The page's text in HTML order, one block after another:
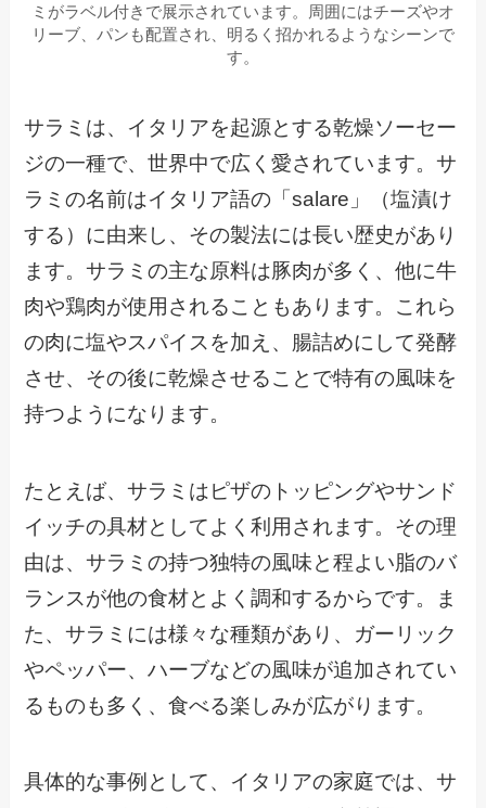
ミがラベル付きで展示されています。周囲にはチーズやオ
リーブ、パンも配置され、明るく招かれるようなシーンで
す。
サラミは、イタリアを起源とする乾燥ソーセー
ジの一種で、世界中で広く愛されています。サ
ラミの名前はイタリア語の「salare」（塩漬け
する）に由来し、その製法には長い歴史があり
ます。サラミの主な原料は豚肉が多く、他に牛
肉や鶏肉が使用されることもあります。これら
の肉に塩やスパイスを加え、腸詰めにして発酵
させ、その後に乾燥させることで特有の風味を
持つようになります。
たとえば、サラミはピザのトッピングやサンド
イッチの具材としてよく利用されます。その理
由は、サラミの持つ独特の風味と程よい脂のバ
ランスが他の食材とよく調和するからです。ま
た、サラミには様々な種類があり、ガーリック
やペッパー、ハーブなどの風味が追加されてい
るものも多く、食べる楽しみが広がります。
具体的な事例として、イタリアの家庭では、サ